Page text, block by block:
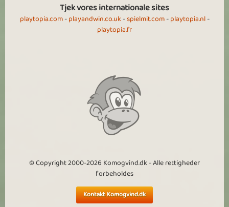
Tjek vores internationale sites
playtopia.com-playandwin.co.uk-spielmit.com-playtopia.nl-
playtopia.fr
© Copyright 2000-2026 Komogvind.dk - Alle rettigheder
forbeholdes
Kontakt Komogvind.dk